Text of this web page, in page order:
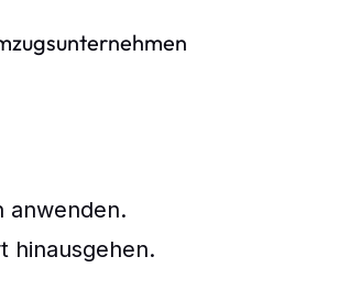
anwenden.
hinausgehen.